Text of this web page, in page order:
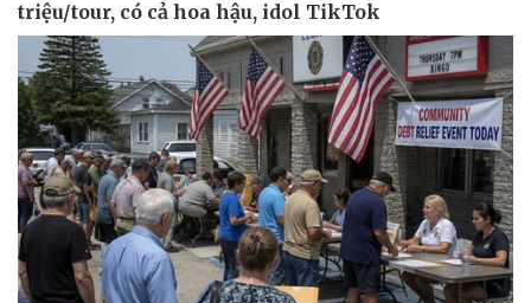
Thể thao
Bóng đá
Ô tô - Xe máy
Ô tô